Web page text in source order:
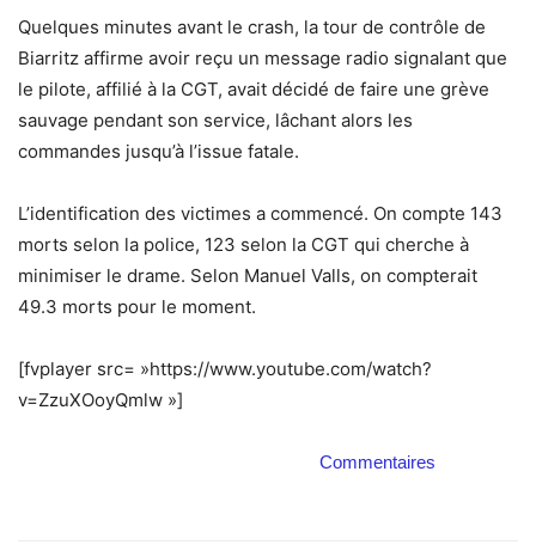
Quelques minutes avant le crash, la tour de contrôle de
Biarritz affirme avoir reçu un message radio signalant que
le pilote, affilié à la CGT, avait décidé de faire une grève
sauvage pendant son service, lâchant alors les
commandes jusqu’à l’issue fatale.
L’identification des victimes a commencé. On compte 143
morts selon la police, 123 selon la CGT qui cherche à
minimiser le drame. Selon Manuel Valls, on compterait
49.3 morts pour le moment.
[fvplayer src= »https://www.youtube.com/watch?
v=ZzuXOoyQmlw »]
Commentaires